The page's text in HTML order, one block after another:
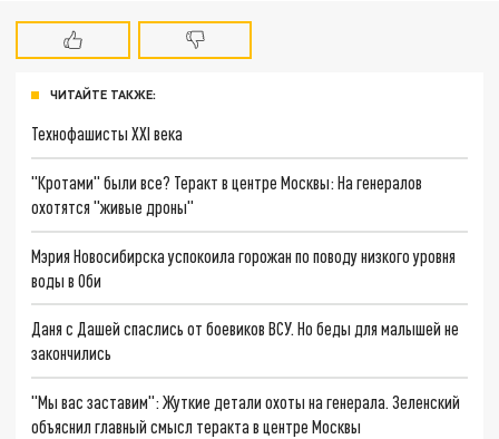
ЧИТАЙТЕ ТАКЖЕ:
Технофашисты XXI века
"Кротами" были все? Теракт в центре Москвы: На генералов
охотятся "живые дроны"
Мэрия Новосибирска успокоила горожан по поводу низкого уровня
воды в Оби
Даня с Дашей спаслись от боевиков ВСУ. Но беды для малышей не
закончились
"Мы вас заставим": Жуткие детали охоты на генерала. Зеленский
объяснил главный смысл теракта в центре Москвы